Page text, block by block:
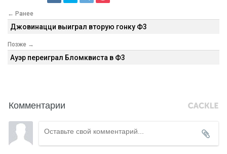
← Ранее
Джовинацци выиграл вторую гонку Ф3
Позже →
Ауэр переиграл Бломквиста в Ф3
Комментарии